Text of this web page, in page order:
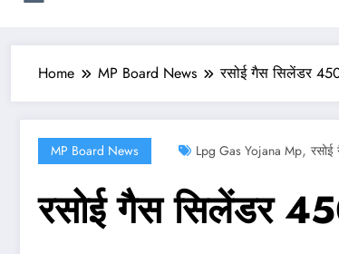
Home MP Board News रसोई गैस सिलेंडर
MP Board News Lpg Gas Yojana Mp,
रसोई गैस सिलेंडर